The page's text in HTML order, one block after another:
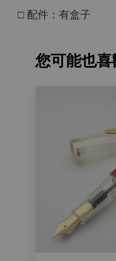
□ 配件：有盒子
您可能也喜